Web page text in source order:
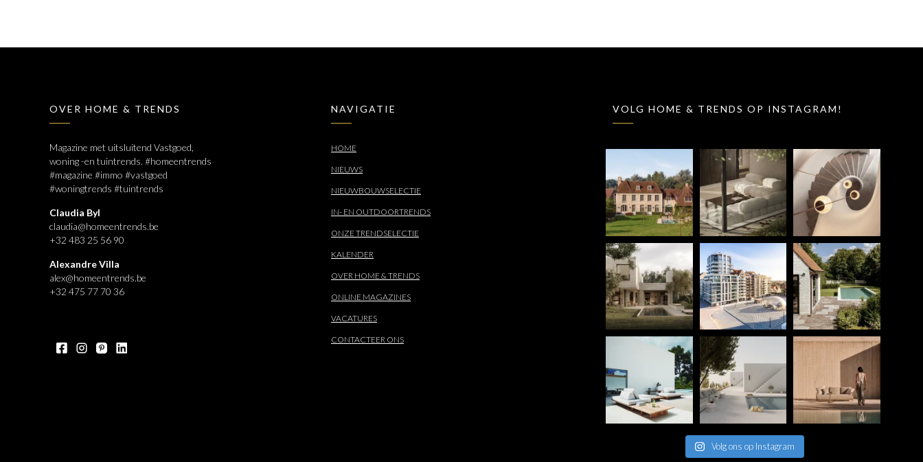
OVER HOME & TRENDS
Magazine met uitsluitend Vastgoed,
woning -en tuintrends. #homeentrends
#magazine #immo #vastgoed
#woningtrends #tuintrends
Claudia Byl
claudia@homeentrends.be
+32 483 25 56 90
Alexandre Villa
alex@homeentrends.be
+32 475 77 70 36
NAVIGATIE
HOME
NIEUWS
NIEUWBOUWSELECTIE
IN- EN OUTDOORTRENDS
ONZE TRENDSELECTIE
KALENDER
OVER HOME & TRENDS
ONLINE MAGAZINES
VACATURES
CONTACTEER ONS
VOLG HOME & TRENDS OP INSTAGRAM!
Volg ons op Instagram